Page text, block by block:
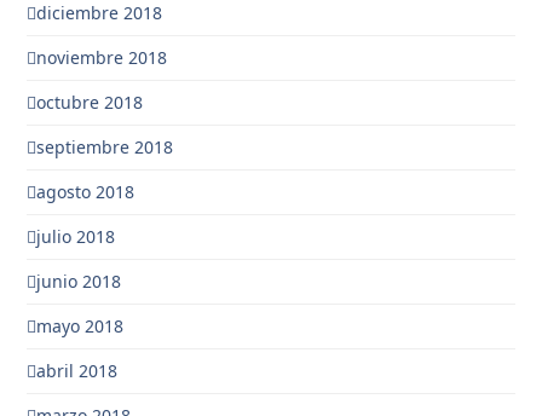
diciembre 2018
noviembre 2018
octubre 2018
septiembre 2018
agosto 2018
julio 2018
junio 2018
mayo 2018
abril 2018